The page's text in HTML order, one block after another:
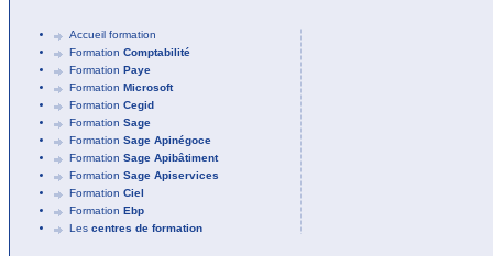
Accueil formation
Formation Comptabilité
Formation Paye
Formation Microsoft
Formation Cegid
Formation Sage
Formation Sage Apinégoce
Formation Sage Apibâtiment
Formation Sage Apiservices
Formation Ciel
Formation Ebp
Les centres de formation